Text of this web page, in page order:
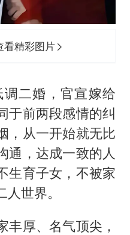
看精彩图片
二婚，官宣嫁给
于前两段感情的纠
，从一开始就无比
通，达成一致的人
生育子女，不被家
世界。
丰厚、名气顶尖，